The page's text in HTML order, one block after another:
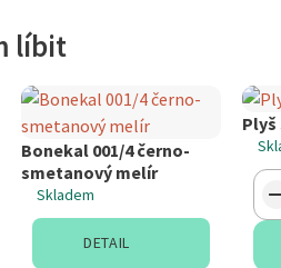
líbit
Bonekal 001/4 černo-
smetanový melír
Skladem
DETAIL
Plyš